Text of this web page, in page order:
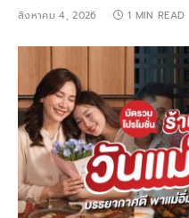
สิงหาคม 4, 2026 1 MIN READ